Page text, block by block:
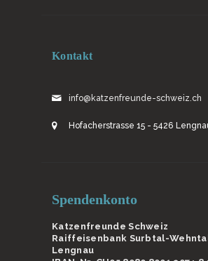
Kontakt
info@katzenfreunde-schweiz.ch
Hofacherstrasse 15 - 5426
Spendenkonto
Katzenfreunde Schweiz
Raiffeisenbank Surbtal-
Lengnau